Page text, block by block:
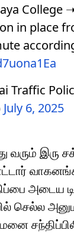
College
in place
Traffic
July 6, 2025
வரும்
அடைய
செல்ல